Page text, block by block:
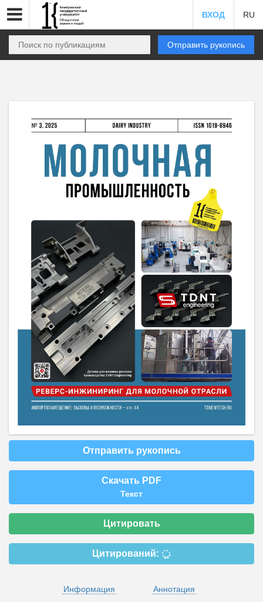
ВХОД RU
Отправить рукопись
Отправить рукопись
Скачать PDF
Текст
Цитировать
Цитирований:
Информация
Аннотация